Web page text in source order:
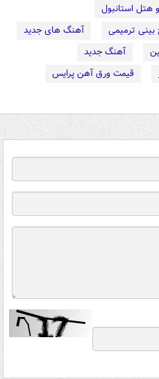
هتل استانبول
بینی ترمیمی
آهنگ های جدید
آهنگ جدید
قیمت ورق آهن پرایس